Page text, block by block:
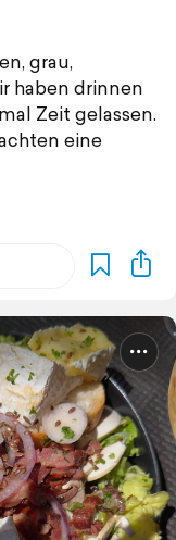
grau,
haben drinnen
Zeit gelassen.
eine